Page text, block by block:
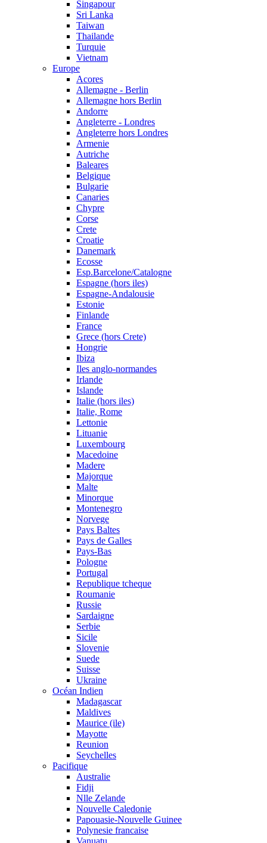
Singapour
Sri Lanka
Taiwan
Thailande
Turquie
Vietnam
Europe
Acores
Allemagne - Berlin
Allemagne hors Berlin
Andorre
Angleterre - Londres
Angleterre hors Londres
Armenie
Autriche
Baleares
Belgique
Bulgarie
Canaries
Chypre
Corse
Crete
Croatie
Danemark
Ecosse
Esp.Barcelone/Catalogne
Espagne (hors iles)
Espagne-Andalousie
Estonie
Finlande
France
Grece (hors Crete)
Hongrie
Ibiza
Iles anglo-normandes
Irlande
Islande
Italie (hors iles)
Italie, Rome
Lettonie
Lituanie
Luxembourg
Macedoine
Madere
Majorque
Malte
Minorque
Montenegro
Norvege
Pays Baltes
Pays de Galles
Pays-Bas
Pologne
Portugal
Republique tcheque
Roumanie
Russie
Sardaigne
Serbie
Sicile
Slovenie
Suede
Suisse
Ukraine
Océan Indien
Madagascar
Maldives
Maurice (ile)
Mayotte
Reunion
Seychelles
Pacifique
Australie
Fidji
Nlle Zelande
Nouvelle Caledonie
Papouasie-Nouvelle Guinee
Polynesie francaise
Vanuatu